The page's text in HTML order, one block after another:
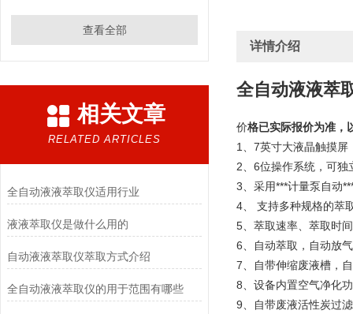
查看全部
相关文章
RELATED ARTICLES
全自动液液萃取仪适用行业
液液萃取仪是做什么用的
自动液液萃取仪萃取方式介绍
全自动液液萃取仪的用于范围有哪些
详情介绍
全自动液液萃
价格已实际报价为准，
1、7英寸大液晶触摸
2、6位操作系统，可
3、采用***计量泵自动
4、 支持多种规格的萃
5、萃取速率、萃取时
6、自动萃取，自动放
7、自带伸缩废液槽，
8、设备内置空气净化
9、自带废液活性炭过